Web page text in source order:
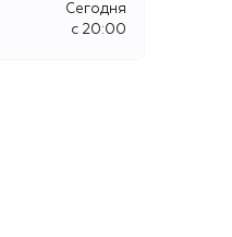
Сегодня
c 20:00